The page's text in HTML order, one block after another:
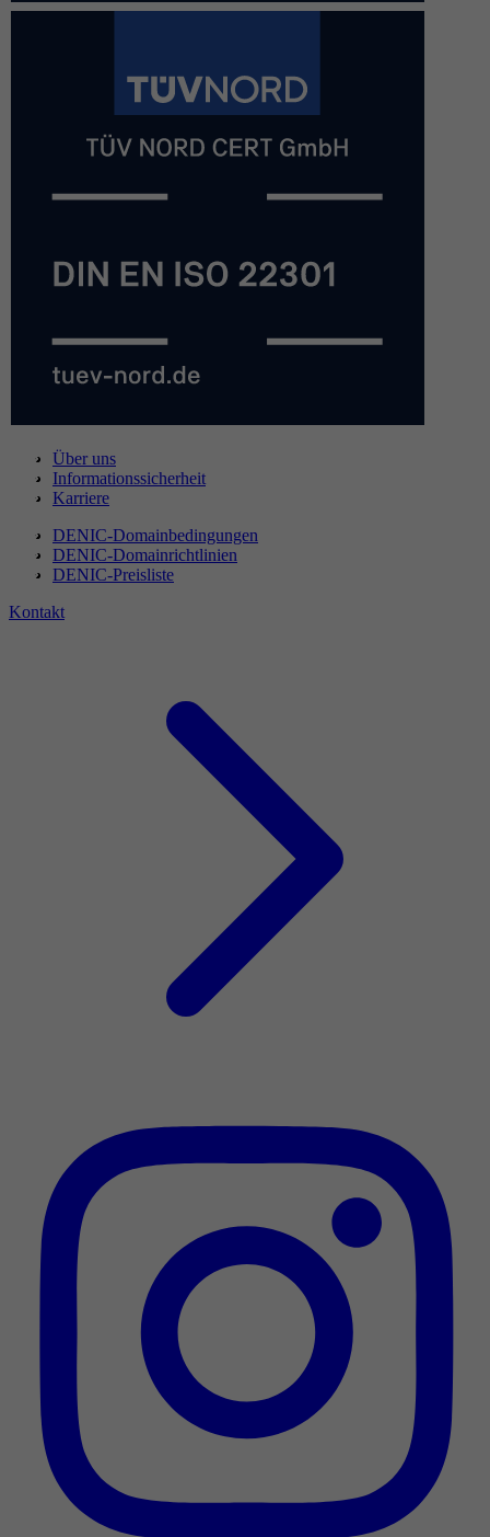
Über uns
Informationssicherheit
Karriere
DENIC-Domainbedingungen
DENIC-Domainrichtlinien
DENIC-Preisliste
Kontakt